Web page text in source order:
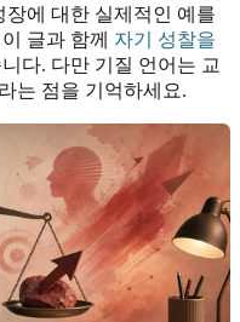
장에 대한 실제적인 예를
글과 함께 자기 성찰을
다. 다만 기질 언어는 교
는 점을 기억하세요.